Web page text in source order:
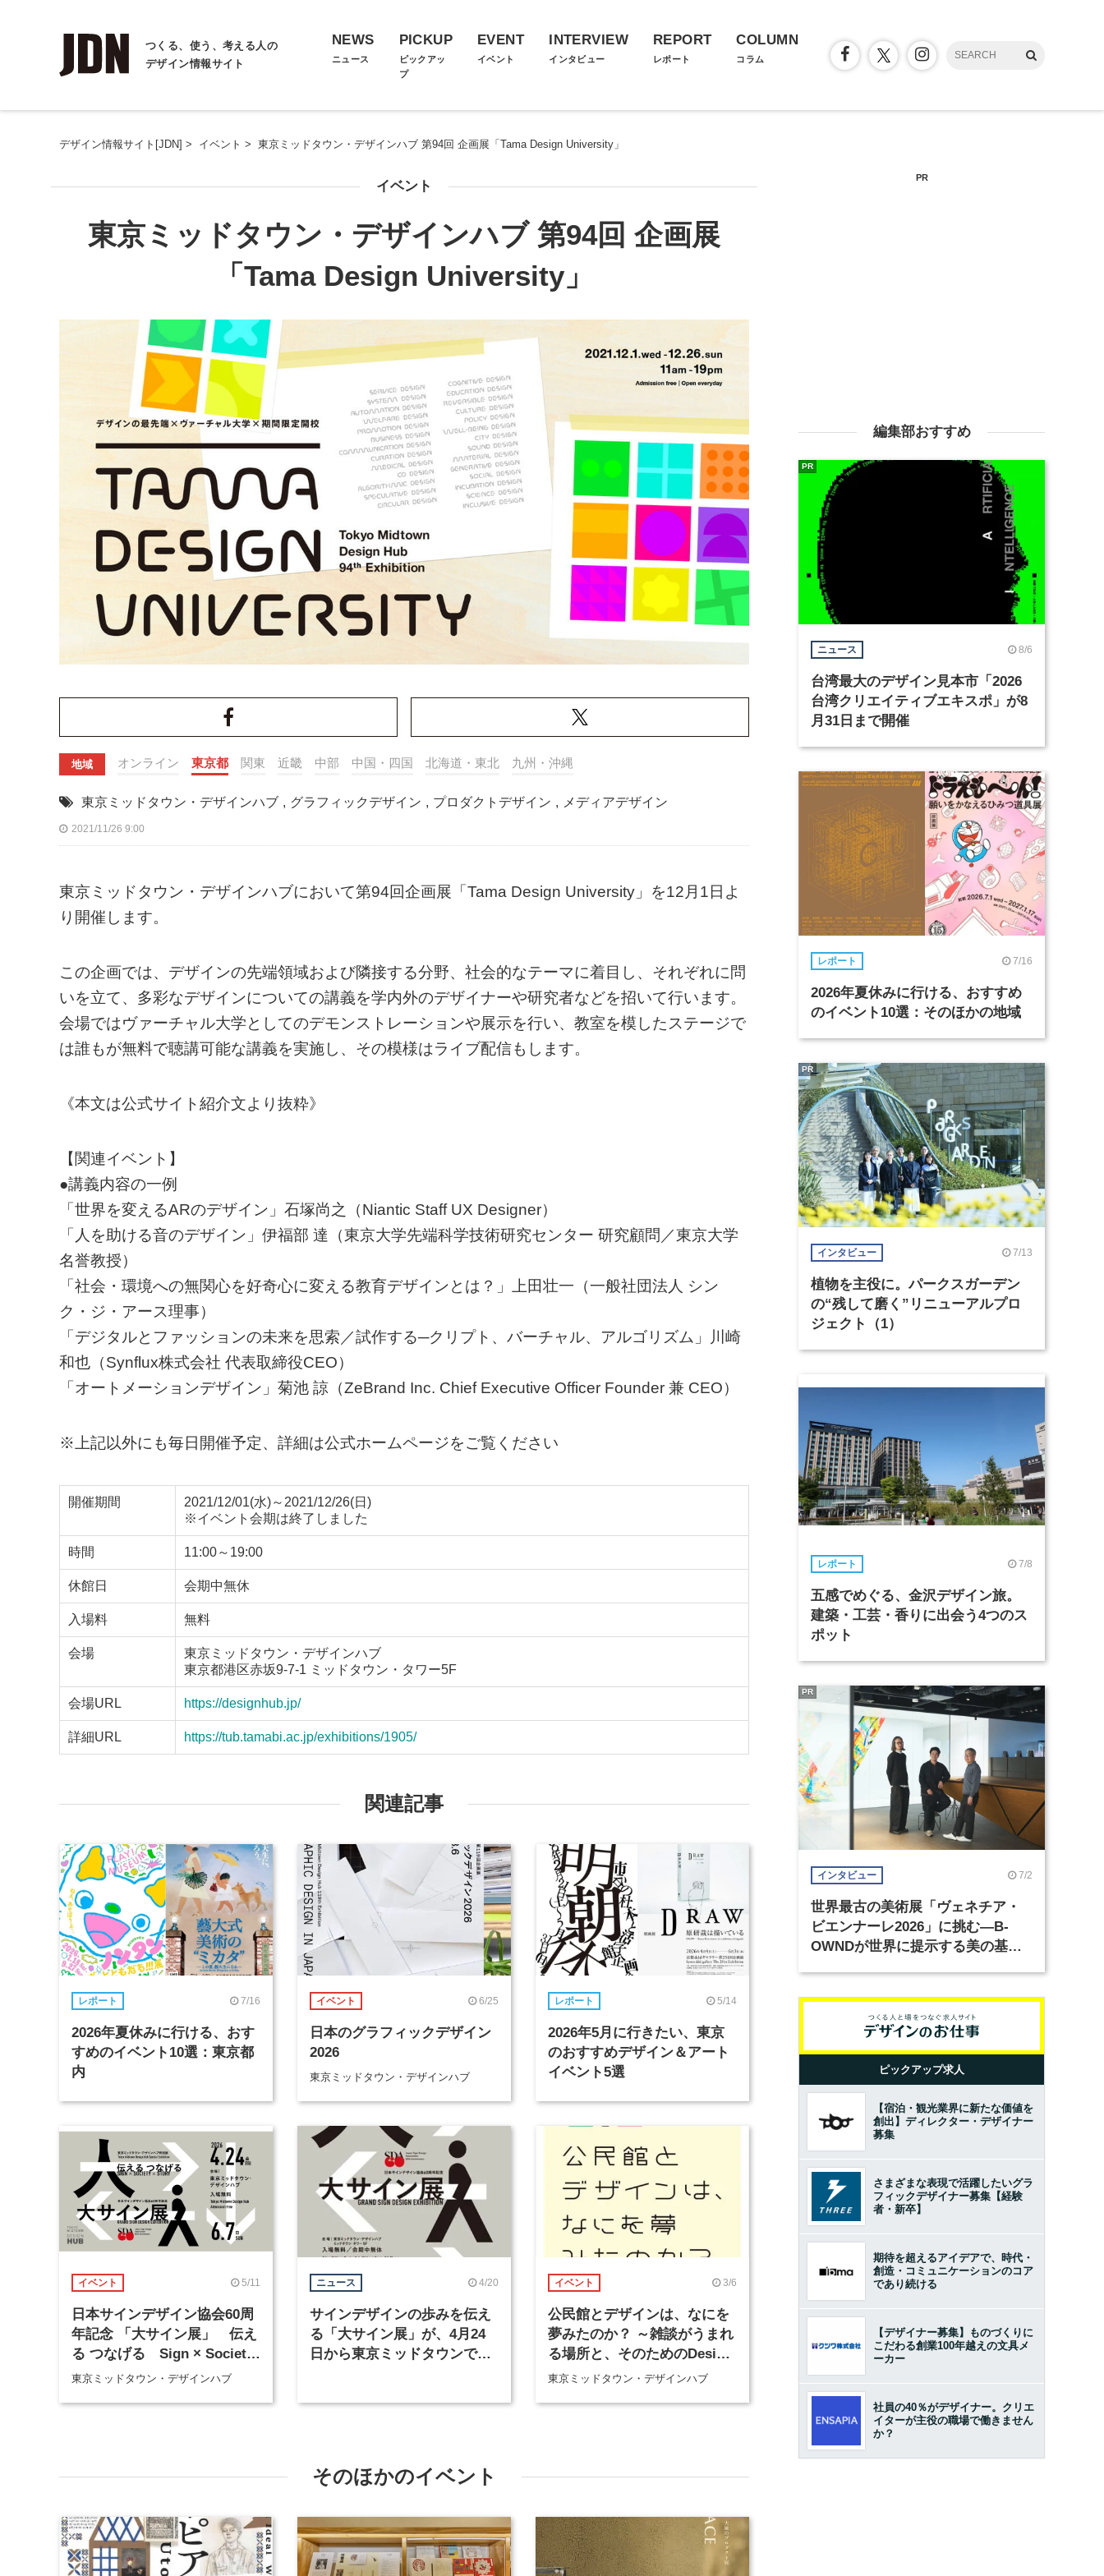
つくる、使う、考える人の
デザイン情報サイト
NEWS
ニュース
PICKUP
ピックアッ
プ
EVENT
イベント
INTERVIEW
インタビュー
REPORT
レポート
COLUMN
コラム
デザイン情報サイト[JDN] > イベント > 東京ミッドタウン・デザインハブ 第94回 企画展「Tama Design University」
イベント
東京ミッドタウン・デザインハブ 第94回 企画展
「Tama Design University」
地域 オンライン 東京都 関東 近畿 中部 中国・四国 北海道・東北 九州・沖縄
東京ミッドタウン・デザインハブ , グラフィックデザイン , プロダクトデザイン , メディアデザイン
2021/11/26 9:00
東京ミッドタウン・デザインハブにおいて第94回企画展「Tama Design University」を12月1日よ
り開催します。
この企画では、デザインの先端領域および隣接する分野、社会的なテーマに着目し、それぞれに問
いを立て、多彩なデザインについての講義を学内外のデザイナーや研究者などを招いて行います。
会場ではヴァーチャル大学としてのデモンストレーションや展示を行い、教室を模したステージで
は誰もが無料で聴講可能な講義を実施し、その模様はライブ配信もします。
《本文は公式サイト紹介文より抜粋》
【関連イベント】
●講義内容の一例
「世界を変えるARのデザイン」石塚尚之（Niantic Staff UX Designer）
「人を助ける音のデザイン」伊福部 達（東京大学先端科学技術研究センター 研究顧問／東京大学
名誉教授）
「社会・環境への無関心を好奇心に変える教育デザインとは？」上田壮一（一般社団法人 シン
ク・ジ・アース理事）
「デジタルとファッションの未来を思索／試作する─クリプト、バーチャル、アルゴリズム」川崎
和也（Synflux株式会社 代表取締役CEO）
「オートメーションデザイン」菊池 諒（ZeBrand Inc. Chief Executive Officer Founder 兼 CEO）
※上記以外にも毎日開催予定、詳細は公式ホームページをご覧ください
開催期間
2021/12/01(水)～2021/12/26(日)
※イベント会期は終了しました
時間 11:00～19:00
休館日 会期中無休
入場料 無料
会場
東京ミッドタウン・デザインハブ
東京都港区赤坂9-7-1 ミッドタウン・タワー5F
会場URL https://designhub.jp/
詳細URL https://tub.tamabi.ac.jp/exhibitions/1905/
関連記事
レポート 7/16
2026年夏休みに行ける、おす
すめのイベント10選：東京都
内
イベント 6/25
日本のグラフィックデザイン
2026
東京ミッドタウン・デザインハブ
レポート 5/14
2026年5月に行きたい、東京
のおすすめデザイン＆アート
イベント5選
イベント 5/11
日本サインデザイン協会60周
年記念 「大サイン展」 伝え
る つなげる Sign × Society
× Story
東京ミッドタウン・デザインハブ
ニュース 4/20
サインデザインの歩みを伝え
る「大サイン展」が、4月24
日から東京ミッドタウンで開
イベント 3/6
公民館とデザインは、なにを
夢みたのか？ ～雑談がうまれ
る場所と、そのためのDesign
をめぐって～
東京ミッドタウン・デザインハブ
そのほかのイベント
PR
編集部おすすめ
ニュース 8/6
台湾最大のデザイン見本市「2026
台湾クリエイティブエキスポ」が8
月31日まで開催
PR
レポート 7/16
2026年夏休みに行ける、おすすめ
のイベント10選：そのほかの地域
インタビュー 7/13
植物を主役に。パークスガーデン
の“残して磨く”リニューアルプロ
ジェクト（1）
PR
レポート 7/8
五感でめぐる、金沢デザイン旅。
建築・工芸・香りに出会う4つのス
ポット
インタビュー 7/2
世界最古の美術展「ヴェネチア・
ビエンナーレ2026」に挑む―B-
OWNDが世界に提示する美の基準
PR
ピックアップ求人
【宿泊・観光業界に新たな価値を
創出】ディレクター・デザイナー
募集
さまざまな表現で活躍したいグラ
フィックデザイナー募集【経験
者・新卒】
期待を超えるアイデアで、時代・
創造・コミュニケーションのコア
であり続ける
【デザイナー募集】ものづくりに
こだわる創業100年越えの文具メ
ーカー
社員の40％がデザイナー。クリエ
イターが主役の職場で働きません
か？